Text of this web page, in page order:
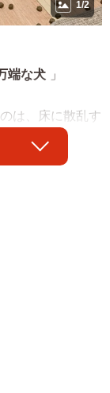
1/2
端な犬 」
は、床に散乱す
と顔をのぞか
き上げられた